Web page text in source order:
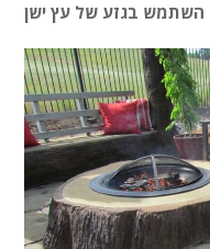
השתמש בגזע של עץ ישן